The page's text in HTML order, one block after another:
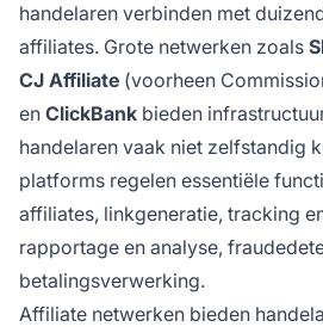
handelaren verbinden met
affiliates. Grote netwerken zoals
CJ Affiliate (voorheen
en ClickBank bieden
handelaren vaak niet zelfstandig
platforms regelen essentiële
affiliates, linkgeneratie, tracking
rapportage en analyse,
betalingsverwerking.
Affiliate netwerken bieden